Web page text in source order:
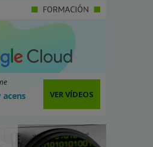
acens VER VÍDEOS